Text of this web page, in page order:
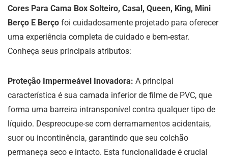
Cores Para Cama Box Solteiro, Casal, Queen, King, Mini
Berço E Berço foi cuidadosamente projetado para oferecer
uma experiência completa de cuidado e bem-estar.
Conheça seus principais atributos:
Proteção Impermeável Inovadora: A principal
característica é sua camada inferior de filme de PVC, que
forma uma barreira intransponível contra qualquer tipo de
líquido. Despreocupe-se com derramamentos acidentais,
suor ou incontinência, garantindo que seu colchão
permaneça seco e intacto. Esta funcionalidade é crucial